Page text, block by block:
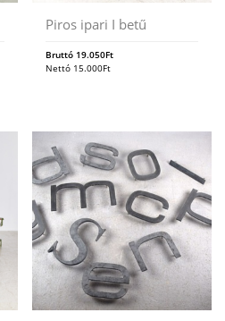
Piros ipari I betű
Bruttó 19.050Ft
Nettó 15.000Ft